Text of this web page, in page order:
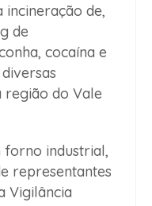
incineração de,
de
cocaína e
região do Vale
industrial,
representantes
Vigilância